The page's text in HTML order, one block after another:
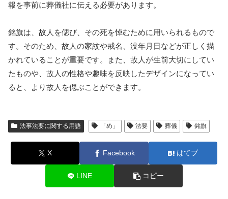
報を事前に葬儀社に伝える必要があります。
銘旗は、故人を偲び、その死を悼むために用いられるもので
す。そのため、故人の家紋や戒名、没年月日などが正しく描
かれていることが重要です。また、故人が生前大切にしてい
たものや、故人の性格や趣味を反映したデザインになってい
ると、より故人を偲ぶことができます。
法事法要に関する用語 「め」 法要 葬儀 銘旗
X Facebook はてブ
LINE コピー